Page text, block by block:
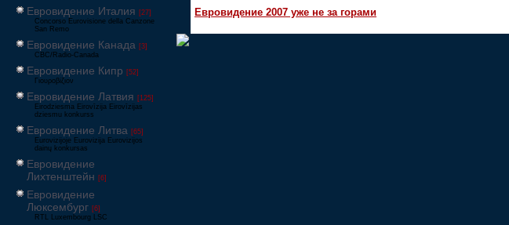
Евровидение Италия [27]
Concorso Eurovisione della Canzone
San Remo
Евровидение Канада [3]
CBC/Radio-Canada
Евровидение Кипр [52]
Γιουροβίζιον
Евровидение Латвия [125]
Eirodziesma Eirovīzija Eirovīzijas
dziesmu konkurss
Евровидение Литва [65]
Eurovizijoje Eurovizija Eurovizijos
dainų konkursas
Евровидение
Лихтенштейн [6]
Евровидение
Люксембург [6]
RTL Luxembourg LSC
Евровидение 2007 уже не за горами